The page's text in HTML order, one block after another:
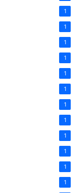
1
1
1
1
1
1
1
1
1
1
1
1